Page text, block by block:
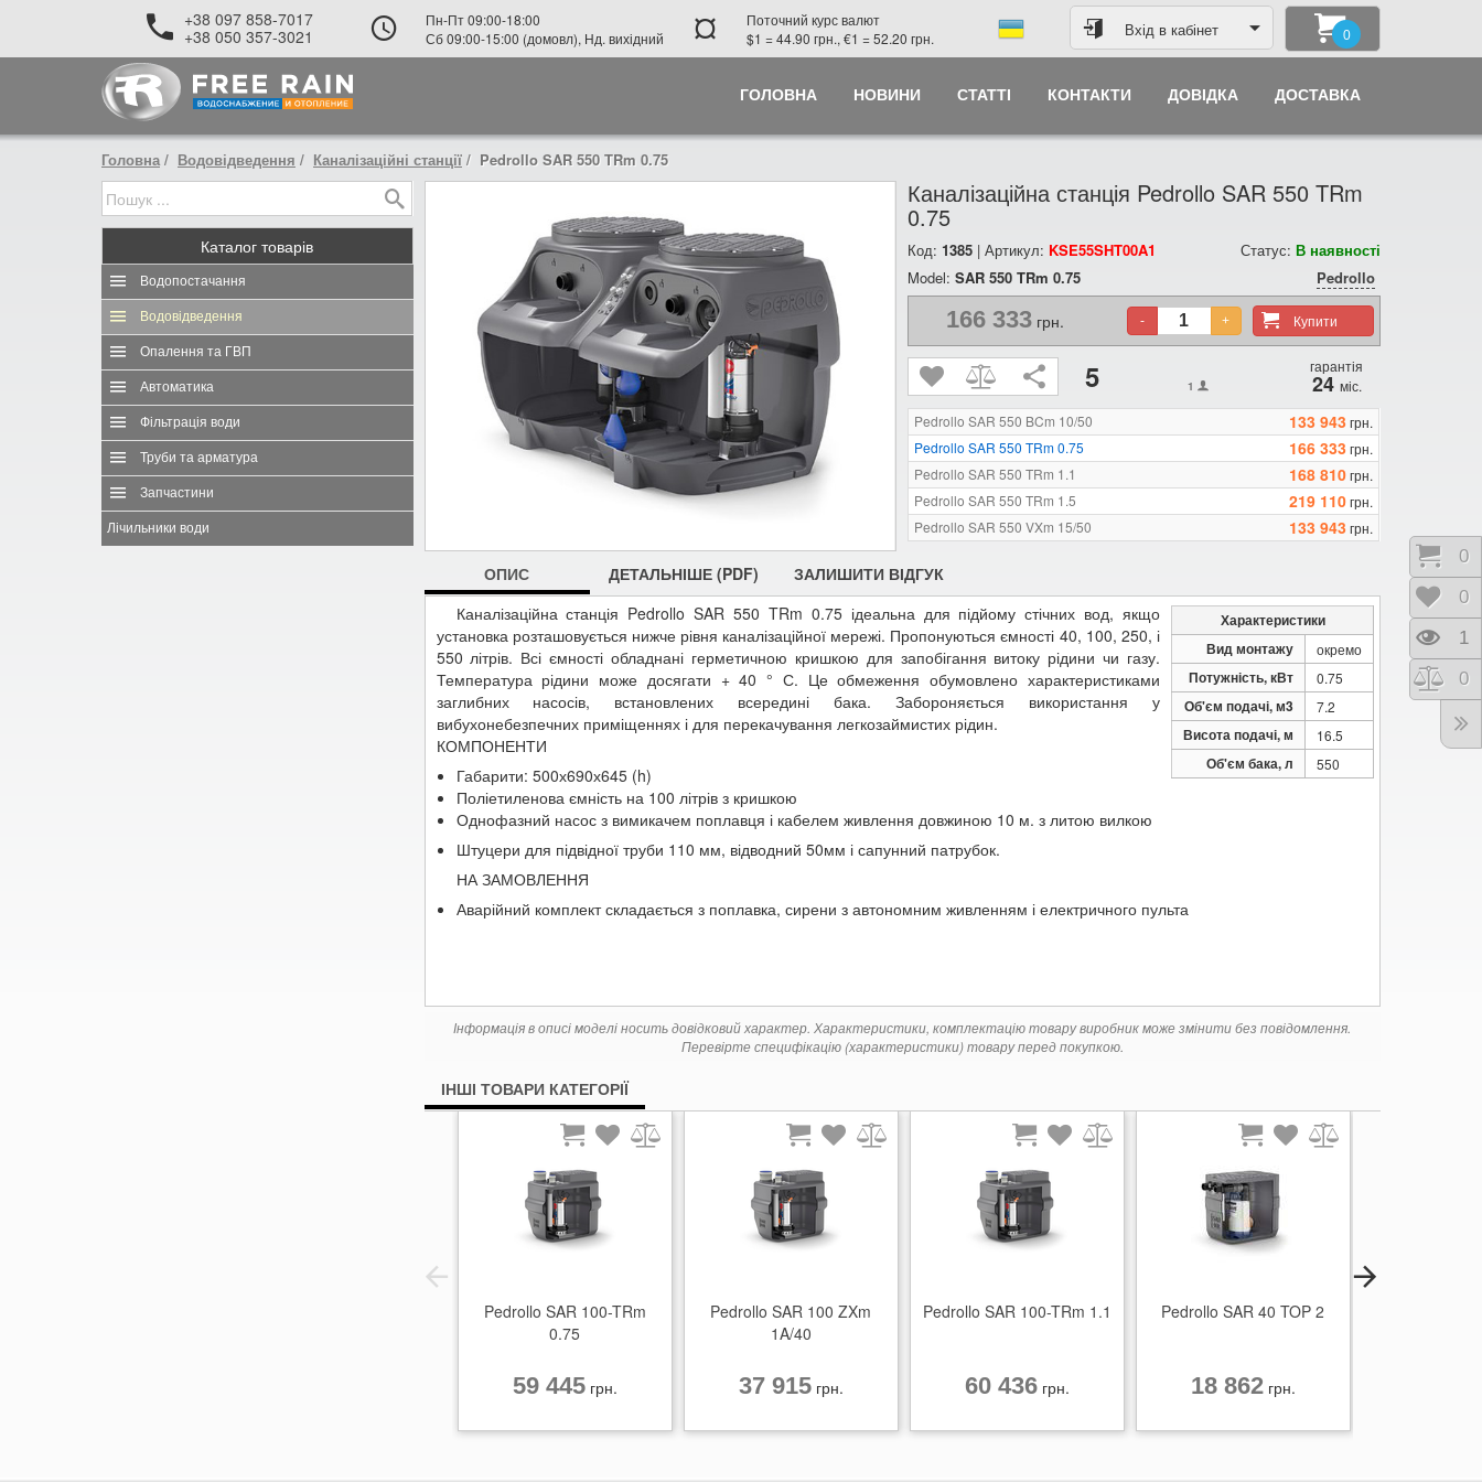
+38 097 858-7017
+38 050 357-3021
Пн-Пт 09:00-18:00
Сб 09:00-15:00 (домовл), Нд. вихідний
¤
Поточний курс валют
$1 = 44.90 грн., €1 = 52.20 грн.
Вхід в кабінет 0
ГОЛОВНА НОВИНИ СТАТТІ КОНТАКТИ ДОВІДКА ДОСТАВКА
Головна Водовідведення Каналізаційні станції Pedrollo SAR 550 TRm 0.75
Каталог товарів
Водопостачання
Водовідведення
Опалення та ГВП
Автоматика
Фільтрація води
Труби та арматура
Запчастини
Лічильники води
Каналізаційна станція Pedrollo SAR 550 TRm
0.75
Код: 1385 | Артикул: KSE55SHT00A1 Статус: В наявності
Model:SAR 550 TRm 0.75 Pedrollo
166 333грн. Купити
- +
5 1
гарантія
24 міс.
Pedrollo SAR 550 BCm 10/50
133 943грн.
Pedrollo SAR 550 TRm 0.75
166 333грн.
Pedrollo SAR 550 TRm 1.1
168 810грн.
Pedrollo SAR 550 TRm 1.5
219 110грн.
Pedrollo SAR 550 VXm 15/50
133 943грн.
ОПИС ДЕТАЛЬНІШЕ (PDF) ЗАЛИШИТИ ВІДГУК
Характеристики
Вид монтажу
окремо
Потужність, кВт 0.75
Об'єм подачі, м3 7.2
Висота подачі, м 16.5
Об'єм бака, л 550
Каналізаційна станція Pedrollo SAR 550 TRm 0.75 ідеальна для підйому стічних вод, якщо
установка розташовується нижче рівня каналізаційної мережі. Пропонуються ємності 40, 100, 250, і
550 літрів. Всі ємності обладнані герметичною кришкою для запобігання витоку рідини чи газу.
Температура рідини може досягати + 40 ° С. Це обмеження обумовлено характеристиками
заглибних насосів, встановлених всередині бака. Забороняється використання у
вибухонебезпечних приміщеннях і для перекачування легкозаймистих рідин.
КОМПОНЕНТИ
Габарити: 500х690х645 (h)
Поліетиленова ємність на 100 літрів з кришкою
Однофазний насос з вимикачем поплавця і кабелем живлення довжиною 10 м. з литою вилкою
Штуцери для підвідної труби 110 мм, відводний 50мм і сапунний патрубок.
НА ЗАМОВЛЕННЯ
Аварійний комплект складається з поплавка, сирени з автономним живленням і електричного пульта
Інформація в описі моделі носить довідковий характер. Характеристики, комплектацію товару виробник може змінити без повідомлення.
Перевірте специфікацію (характеристики) товару перед покупкою.
ІНШІ ТОВАРИ КАТЕГОРІЇ
Pedrollo SAR 100-TRm
0.75
59 445грн.
Pedrollo SAR 100 ZXm
1A/40
37 915грн.
Pedrollo SAR 100-TRm 1.1
60 436грн.
Pedrollo SAR 40 TOP 2
18 862грн.
0
0
1
0